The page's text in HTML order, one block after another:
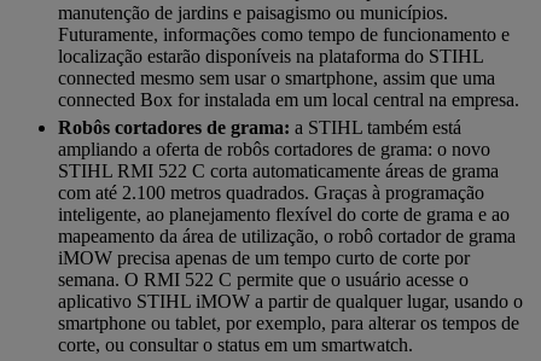
manutenção de jardins e paisagismo ou municípios.
Futuramente, informações como tempo de funcionamento e
localização estarão disponíveis na plataforma do STIHL
connected mesmo sem usar o smartphone, assim que uma
connected Box for instalada em um local central na empresa.
Robôs cortadores de grama: a STIHL também está
ampliando a oferta de robôs cortadores de grama: o novo
STIHL RMI 522 C corta automaticamente áreas de grama
com até 2.100 metros quadrados. Graças à programação
inteligente, ao planejamento flexível do corte de grama e ao
mapeamento da área de utilização, o robô cortador de grama
iMOW precisa apenas de um tempo curto de corte por
semana. O RMI 522 C permite que o usuário acesse o
aplicativo STIHL iMOW a partir de qualquer lugar, usando o
smartphone ou tablet, por exemplo, para alterar os tempos de
corte, ou consultar o status em um smartwatch.